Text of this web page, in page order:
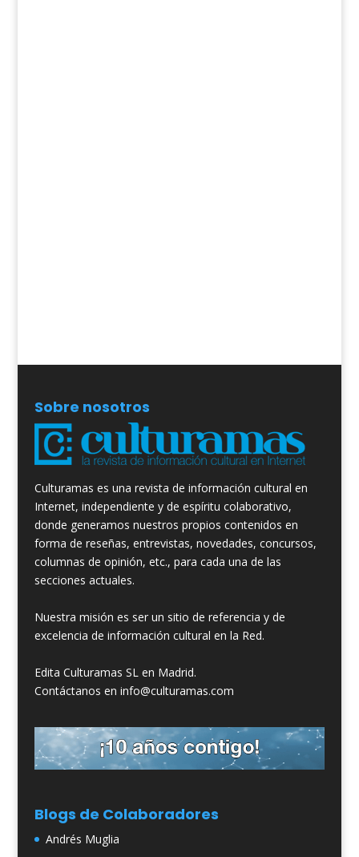
Sobre nosotros
Culturamas es una revista de información cultural en
Internet, independiente y de espíritu colaborativo,
donde generamos nuestros propios contenidos en
forma de reseñas, entrevistas, novedades, concursos,
columnas de opinión, etc., para cada una de las
secciones actuales.
Nuestra misión es ser un sitio de referencia y de
excelencia de información cultural en la Red.
Edita Culturamas SL en Madrid.
Contáctanos en info@culturamas.com
Blogs de Colaboradores
Andrés Muglia